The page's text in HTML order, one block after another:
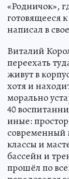
«Родничок»,
готовящееся
написал в
Виталий
переехать
живут в
хотя и
морально
40
иные:
современный
классы и
бассейн и
прошёл по